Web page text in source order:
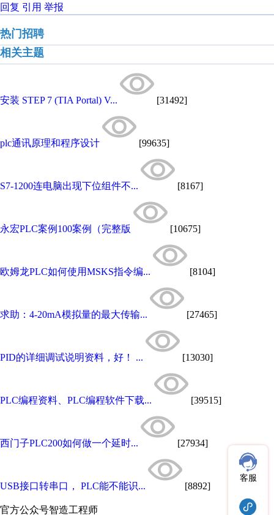
回复 引用 举报
热门招聘
相关主题
安装 STEP 7 (TIA Portal) V... [31492]
plc通讯原理和程序设计 [99635]
S7-1200连电脑出现下位组件不... [8167]
永宏PLC案例100案例（完整版 [10675]
欧姆龙PLC如何使用MSKS指令编... [8104]
求助：4-20mA模拟量的最大传输... [27465]
PID的详细调试说明资料，好！ ... [13030]
PLC编程资料、PLC编程软件下载... [39515]
西门子PLC200如何做一个延时... [27934]
USB接口转串口， PLC能不能识... [8892]
官方公众号智造工程师
客服